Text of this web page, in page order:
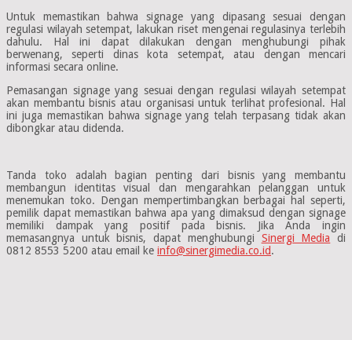
Untuk memastikan bahwa signage yang dipasang sesuai dengan
regulasi wilayah setempat, lakukan riset mengenai regulasinya terlebih
dahulu. Hal ini dapat dilakukan dengan menghubungi pihak
berwenang, seperti dinas kota setempat, atau dengan mencari
informasi secara online.
Pemasangan signage yang sesuai dengan regulasi wilayah setempat
akan membantu bisnis atau organisasi untuk terlihat profesional. Hal
ini juga memastikan bahwa signage yang telah terpasang tidak akan
dibongkar atau didenda.
Tanda toko adalah bagian penting dari bisnis yang membantu
membangun identitas visual dan mengarahkan pelanggan untuk
menemukan toko. Dengan mempertimbangkan berbagai hal seperti,
pemilik dapat memastikan bahwa apa yang dimaksud dengan signage
memiliki dampak yang positif pada bisnis. Jika Anda ingin
memasangnya untuk bisnis, dapat menghubungi Sinergi Media di
0812 8553 5200 atau email ke info@sinergimedia.co.id.